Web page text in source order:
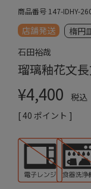
商品番号 147-IDHY-
店舗発送
楕円
石田裕哉
瑠璃釉花文
¥4,400
税込
[40 ポイント ]